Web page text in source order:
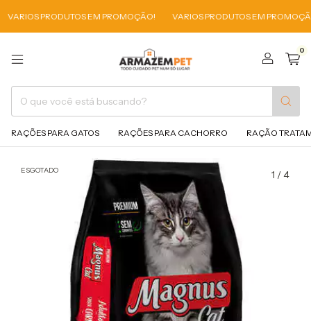
PRODUTOS EM PROMOÇÃO! VARIOS PRODUTOS EM PROMOÇÃO!
0
RAÇÕES PARA GATOS RAÇÕES PARA CACHORRO RAÇÃO
ESGOTADO 1 /4